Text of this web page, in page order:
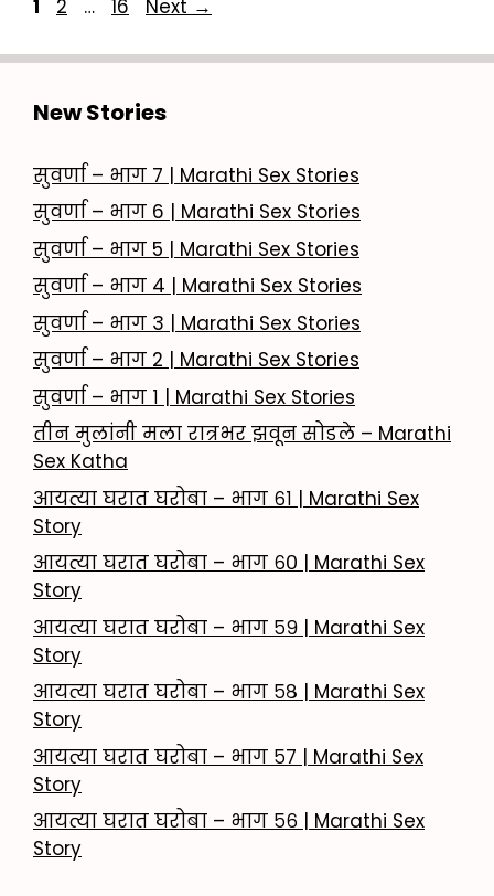
1 2 … 16 Next →
New Stories
सुवर्णा – भाग 7 | Marathi Sex Stories
सुवर्णा – भाग 6 | Marathi Sex Stories
सुवर्णा – भाग 5 | Marathi Sex Stories
सुवर्णा – भाग 4 | Marathi Sex Stories
सुवर्णा – भाग 3 | Marathi Sex Stories
सुवर्णा – भाग 2 | Marathi Sex Stories
सुवर्णा – भाग १ | Marathi Sex Stories
तीन मुलांनी मला रात्रभर झवून सोडले – Marathi
Sex Katha
आयत्या घरात घरोबा – भाग ६१ | Marathi Sex
Story
आयत्या घरात घरोबा – भाग ६० | Marathi Sex
Story
आयत्या घरात घरोबा – भाग ५९ | Marathi Sex
Story
आयत्या घरात घरोबा – भाग ५८ | Marathi Sex
Story
आयत्या घरात घरोबा – भाग ५७ | Marathi Sex
Story
आयत्या घरात घरोबा – भाग ५६ | Marathi Sex
Story